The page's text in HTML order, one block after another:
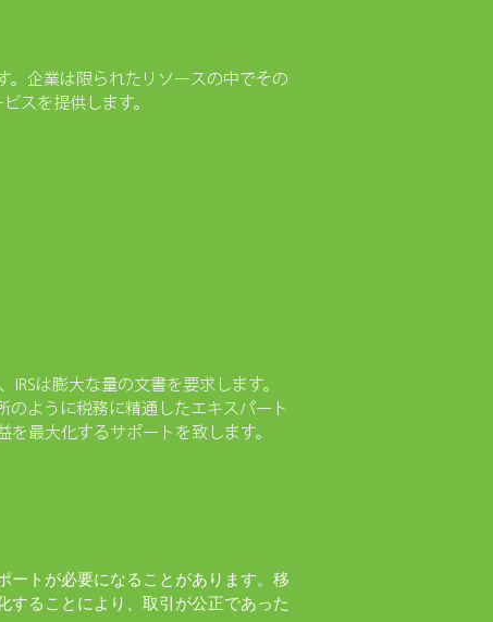
。企業は限られたリソースの中でその
スを提供します。
は膨大な量の文書を要求します。
ように税務に精通したエキスパート
最大化するサポートを致します。
ートが必要になることがあります。移
することにより、取引が公正であった